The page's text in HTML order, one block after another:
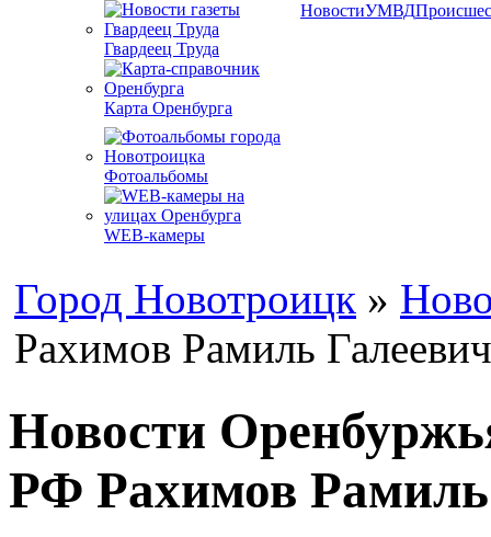
Гвардеец Труда
Карта Оренбурга
Фотоальбомы
WEB-камеры
НовостиУМВД
Город Новотроицк »
Рахимов Рамиль Галеевич
Новости
РФ Рахимов Рамиль